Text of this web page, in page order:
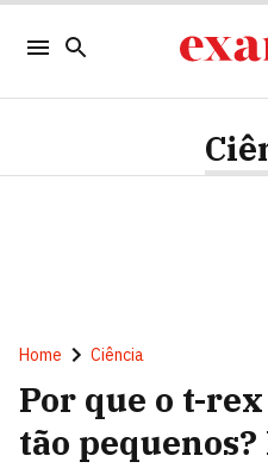
Home Ciência
Por que o t-
tão pequenos?